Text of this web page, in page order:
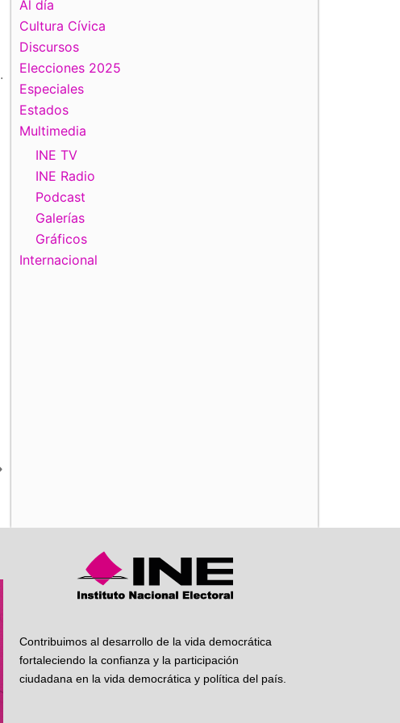
Al día
Cultura Cívica
Discursos
Elecciones 2025
Especiales
Estados
Multimedia
INE TV
INE Radio
Podcast
Galerías
Gráficos
Internacional
Contribuimos al desarrollo de la vida democrática
fortaleciendo la confianza y la participación
ciudadana en la vida democrática y política del país.